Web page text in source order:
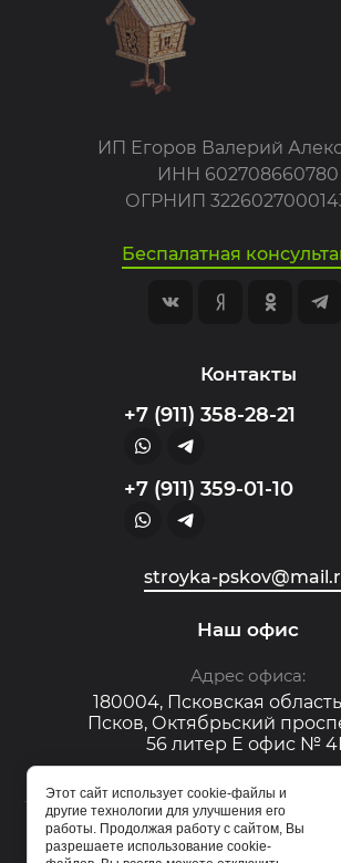
ИП Егоров Валерий
ИНН 602708660780
ОГРНИП
Беспалатная
Контакты
+7 (911) 358-28-21
+7 (911) 359-01-10
stroyka-
Наш офис
Адрес офиса:
180004, Псковская
Псков, Октябрьский
56 литер Е офис №
Copyright © 2023 -
Megagroup.ee
Этот сайт использует cookie-файлы и
другие технологии для улучшения его
работы. Продолжая работу с сайтом, Вы
разрешаете использование cookie-